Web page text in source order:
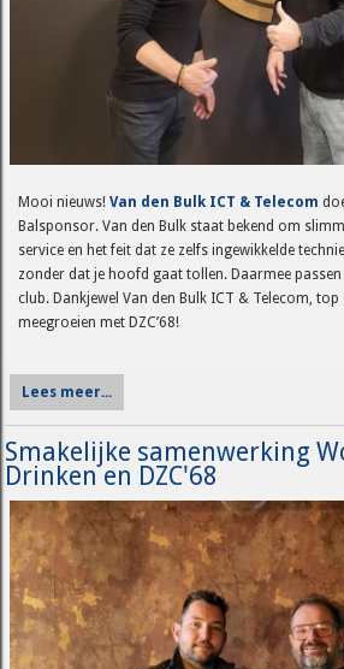
Mooi nieuws! Van den Bulk ICT & Telecom
Balsponsor. Van den Bulk staat bekend om
service en het feit dat ze zelfs ingewikkelde
zonder dat je hoofd gaat tollen. Daarmee
club. Dankjewel Van den Bulk ICT & Telecom,
meegroeien met DZC’68!
Lees meer...
Smakelijke samenwerking
Drinken en DZC'68